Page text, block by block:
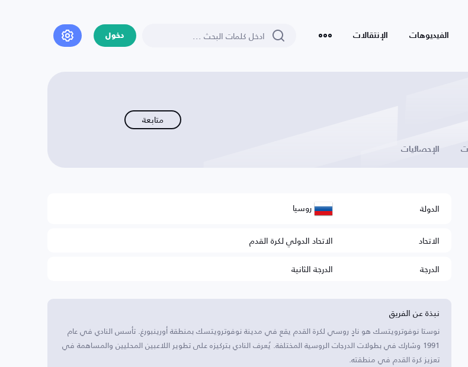
الفيديوهات الإنتقالات دخول
متابعة
الإحصائيات
الدولة روسيا
الاتحاد
الاتحاد الدولي لكرة القدم
الدرجة
الدرجة الثانية
نبذة عن الفريق
نوستا نوفوترويتسك هو نادٍ روسي لكرة القدم يقع في مدينة نوفوترويتسك بمنطقة أورينبورغ. تأسس النادي في عام
1991 وشارك في بطولات الدرجات الروسية المختلفة. يُعرف النادي بتركيزه على تطوير اللاعبين المحليين والمساهمة في
تعزيز كرة القدم في منطقته.